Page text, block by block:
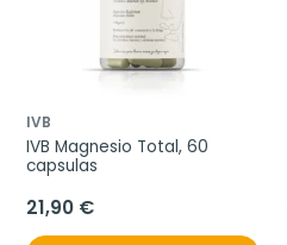
IVB
IVB Magnesio Total, 60
capsulas
21,90 €